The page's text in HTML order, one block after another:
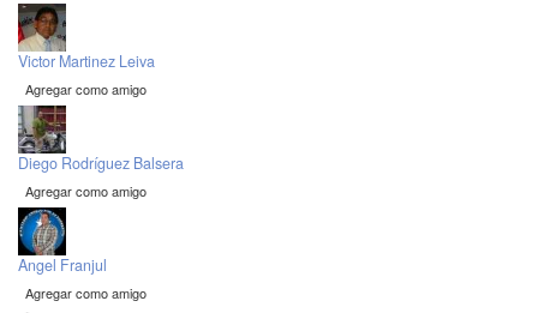
Victor Martinez Leiva
Agregar como amigo
Diego Rodríguez Balsera
Agregar como amigo
Angel Franjul
Agregar como amigo